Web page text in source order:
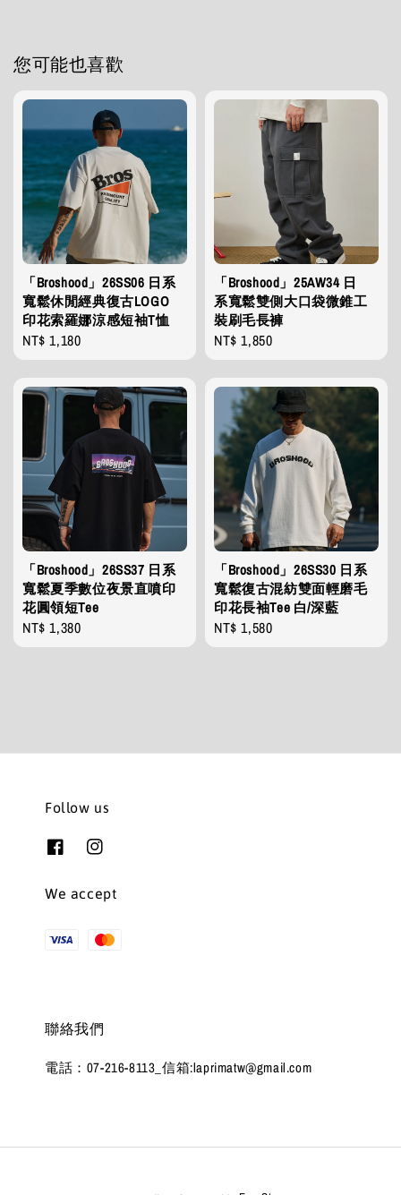
您可能也喜歡
「Broshood」26SS06 日系
寬鬆休閒經典復古LOGO
印花索羅娜涼感短袖T恤
Regular
price
NT$ 1,180
「Broshood」25AW34 日
系寬鬆雙側大口袋微錐工
裝刷毛長褲
Regular
price
NT$ 1,850
「Broshood」26SS37 日系
寬鬆夏季數位夜景直噴印
花圓領短Tee
Regular
price
NT$ 1,380
「Broshood」26SS30 日系
寬鬆復古混紡雙面輕磨毛
印花長袖Tee 白/深藍
Regular
price
NT$ 1,580
Follow us
We accept
聯絡我們
電話：07-216-8113_信箱:laprimatw@gmail.com